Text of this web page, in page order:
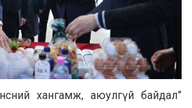
хангамж, аюулгүй байдал”